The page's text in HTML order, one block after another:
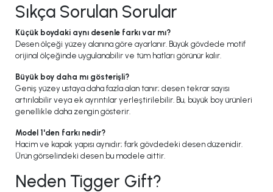
Sıkça Sorulan Sorular
Küçük boydaki aynı desenle farkı var mı?
Desen ölçeği yüzey alanına göre ayarlanır. Büyük gövdede motif
orijinal ölçeğinde uygulanabilir ve tüm hatları görünür kalır.
Büyük boy daha mı gösterişli?
Geniş yüzey ustaya daha fazla alan tanır; desen tekrar sayısı
artırılabilir veya ek ayrıntılar yerleştirilebilir. Bu, büyük boy ürünleri
genellikle daha zengin gösterir.
Model 1'den farkı nedir?
Hacim ve kapak yapısı aynıdır; fark gövdedeki desen düzenidir.
Ürün görselindeki desen bu modele aittir.
Neden Tigger Gift?